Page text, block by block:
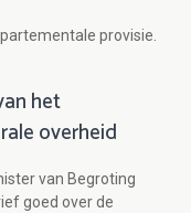
provisie.
het
overheid
van Begroting
goed over de